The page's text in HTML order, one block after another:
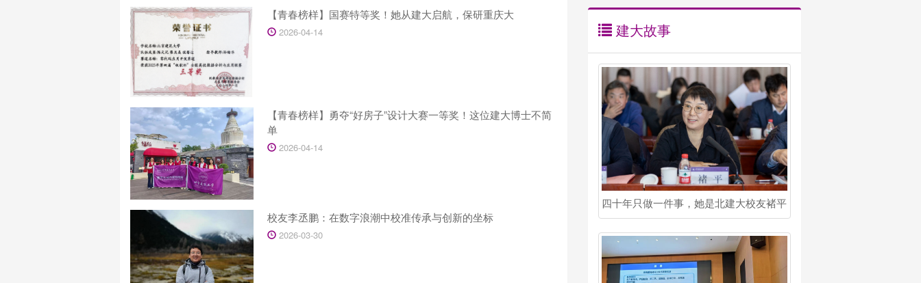
【青春榜样】国赛特等奖！她从建大启航，保研重庆大
2026-04-14
【青春榜样】勇夺“好房子”设计大赛一等奖！这位建大博士不简
单
2026-04-14
校友李丞鹏：在数字浪潮中校准传承与创新的坐标
2026-03-30
建大故事
四十年只做一件事，她是北建大校友褚平